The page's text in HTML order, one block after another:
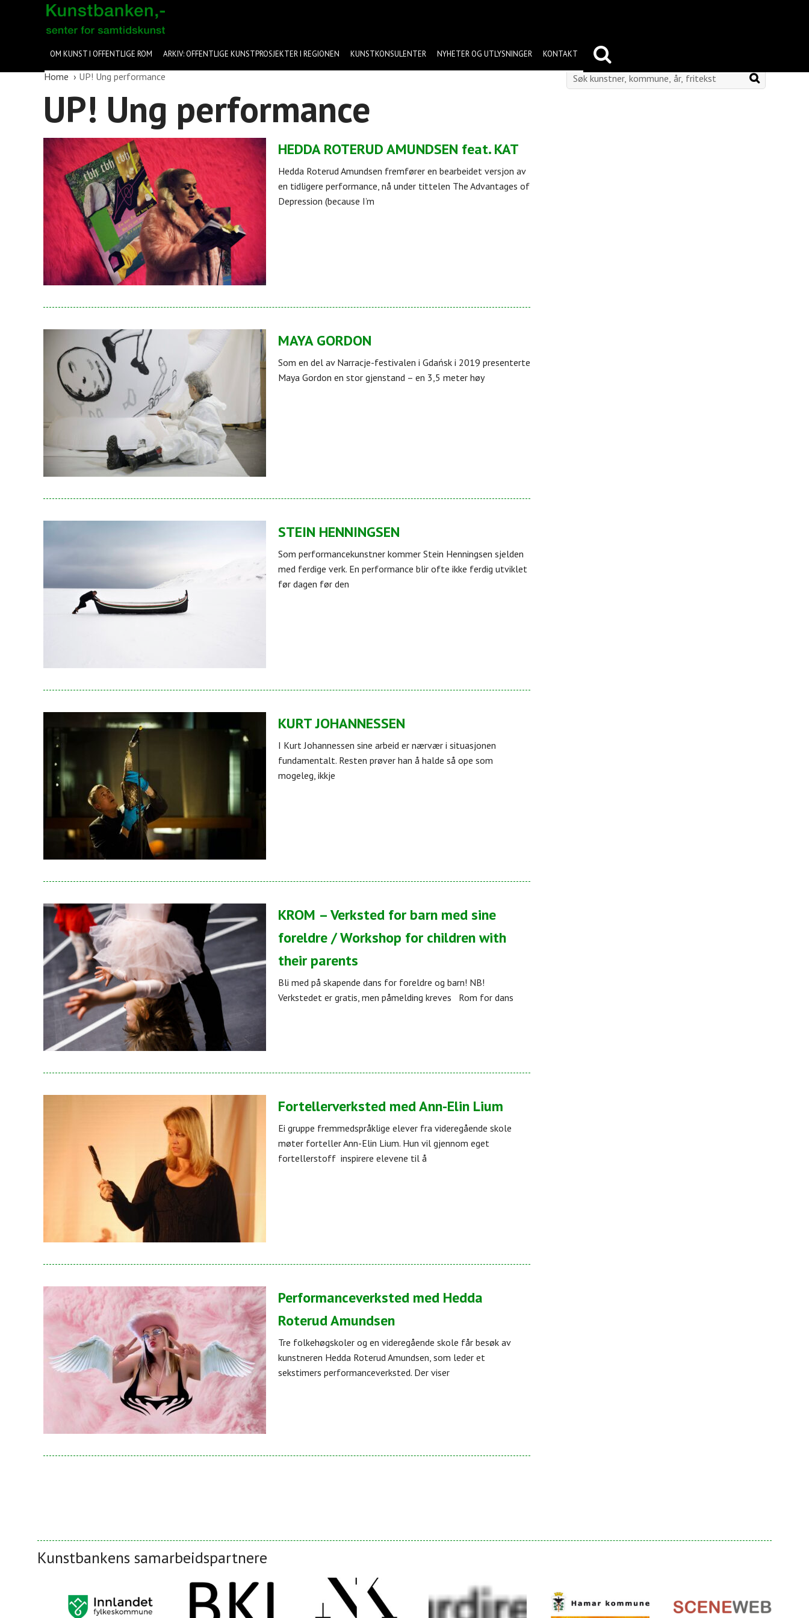
OM KUNST I OFFENTLIGE ROM ARKIV: OFFENTLIGE KUNSTPROSJEKTER I REGIONEN KUNSTKONSULENTER NYHETER OG UTLYSNINGER KONTAKT
Home UP! Ung performance
UP! Ung performance
HEDDA ROTERUD AMUNDSEN feat. KAT
Hedda Roterud Amundsen fremfører en bearbeidet versjon av
en tidligere performance, nå under tittelen The Advantages of
Depression (because I’m
MAYA GORDON
Som en del av Narracje-festivalen i Gdańsk i 2019 presenterte
Maya Gordon en stor gjenstand – en 3,5 meter høy
STEIN HENNINGSEN
Som performancekunstner kommer Stein Henningsen sjelden
med ferdige verk. En performance blir ofte ikke ferdig utviklet
før dagen før den
KURT JOHANNESSEN
I Kurt Johannessen sine arbeid er nærvær i situasjonen
fundamentalt. Resten prøver han å halde så ope som
mogeleg, ikkje
KROM – Verksted for barn med sine
foreldre / Workshop for children with
their parents
Bli med på skapende dans for foreldre og barn! NB!
Verkstedet er gratis, men påmelding kreves Rom for dans
Fortellerverksted med Ann-Elin Lium
Ei gruppe fremmedspråklige elever fra videregående skole
møter forteller Ann-Elin Lium. Hun vil gjennom eget
fortellerstoff inspirere elevene til å
Performanceverksted med Hedda
Roterud Amundsen
Tre folkehøgskoler og en videregående skole får besøk av
kunstneren Hedda Roterud Amundsen, som leder et
sekstimers performanceverksted. Der viser
Kunstbankens samarbeidspartnere